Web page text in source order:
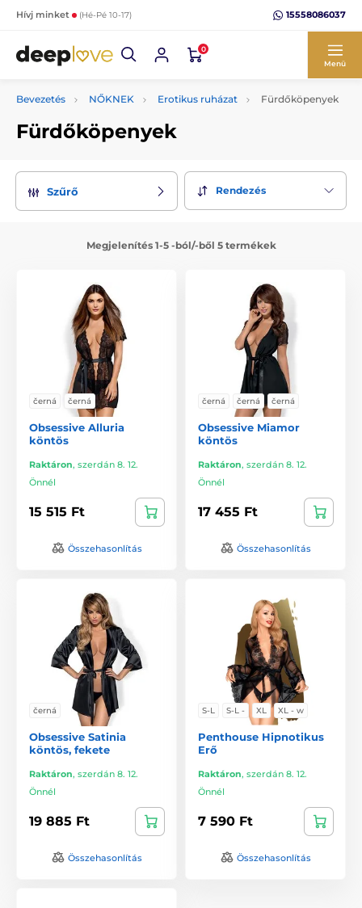
Hívj minket (Hé-Pé 10-17) 15558086037
0
Menü
Bevezetés NŐKNEK Erotikus ruházat Fürdőköpenyek
Fürdőköpenyek
Szűrő Rendezés
Megjelenítés 1-5 -ból/-ből 5 termékek
černá černá
Obsessive Alluria
köntös
Raktáron, szerdán 8. 12.
Önnél
15 515 Ft
Összehasonlítás
černá černá černá
Obsessive Miamor
köntös
Raktáron, szerdán 8. 12.
Önnél
17 455 Ft
Összehasonlítás
černá
Obsessive Satinia
köntös, fekete
Raktáron, szerdán 8. 12.
Önnél
19 885 Ft
Összehasonlítás
S-L S-L - XL XL - w
Penthouse Hipnotikus
Erő
Raktáron, szerdán 8. 12.
Önnél
7 590 Ft
Összehasonlítás